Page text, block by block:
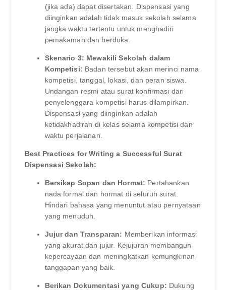
(jika ada) dapat disertakan. Dispensasi yang
diinginkan adalah tidak masuk sekolah selama
jangka waktu tertentu untuk menghadiri
pemakaman dan berduka.
Skenario 3: Mewakili Sekolah dalam
Kompetisi: Badan tersebut akan merinci nama
kompetisi, tanggal, lokasi, dan peran siswa.
Undangan resmi atau surat konfirmasi dari
penyelenggara kompetisi harus dilampirkan.
Dispensasi yang diinginkan adalah
ketidakhadiran di kelas selama kompetisi dan
waktu perjalanan.
Best Practices for Writing a Successful Surat
Dispensasi Sekolah:
Bersikap Sopan dan Hormat: Pertahankan
nada formal dan hormat di seluruh surat.
Hindari bahasa yang menuntut atau pernyataan
yang menuduh.
Jujur dan Transparan: Memberikan informasi
yang akurat dan jujur. Kejujuran membangun
kepercayaan dan meningkatkan kemungkinan
tanggapan yang baik.
Berikan Dokumentasi yang Cukup: Dukung